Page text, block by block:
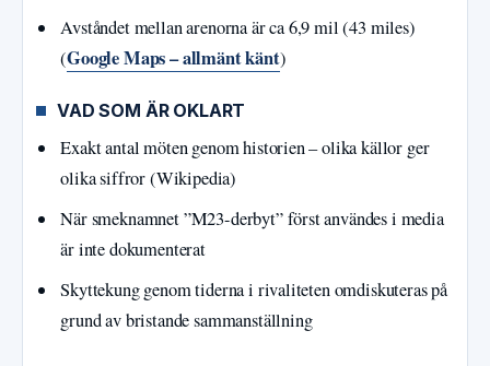
Avståndet mellan arenorna är ca 6,9 mil (43 miles)
(Google Maps – allmänt känt)
VAD SOM ÄR OKLART
Exakt antal möten genom historien – olika källor ger
olika siffror (Wikipedia)
När smeknamnet ”M23-derbyt” först användes i media
är inte dokumenterat
Skyttekung genom tiderna i rivaliteten omdiskuteras på
grund av bristande sammanställning